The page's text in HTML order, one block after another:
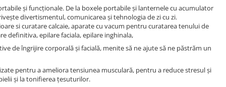
și funcționale. De la boxele portabile și lanternele cu acumulator
divertismentul, comunicarea și tehnologia de zi cu zi.
si curatare calcaie, aparate cu vacum pentru curatarea tenului de
definitiva, epilare faciala, epilare inghinala,
de îngrijire corporală și facială, menite să ne ajute să ne păstrăm un
pentru a ameliora tensiunea musculară, pentru a reduce stresul și
și la tonifierea țesuturilor.